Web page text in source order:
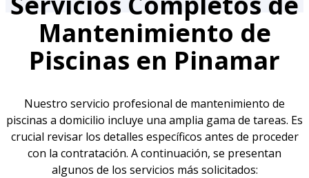
Mantenimiento de
Piscinas en Pinamar
Nuestro servicio profesional de mantenimiento de
piscinas a domicilio incluye una amplia gama de tareas. Es
crucial revisar los detalles específicos antes de proceder
con la contratación. A continuación, se presentan
algunos de los servicios más solicitados: